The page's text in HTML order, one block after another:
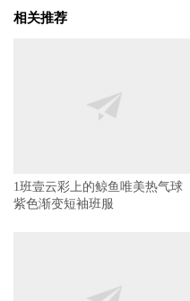
相关推荐
1班壹云彩上的鲸鱼唯美热气球
紫色渐变短袖班服